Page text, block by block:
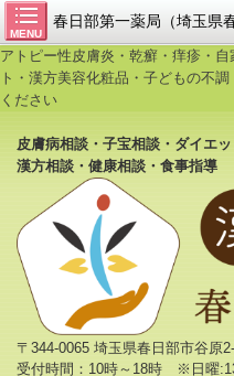
MENU
春日部第一薬局（埼玉県
アトピー性皮膚炎・乾癬・痒疹・
ト・漢方美容化粧品・子どもの不
ください
皮膚病相談・子宝相談・ダイエ
漢方相談・健康相談・食事指導
〒344-0065 埼玉県春日部市谷原
受付時間：10時～18時 ※日曜